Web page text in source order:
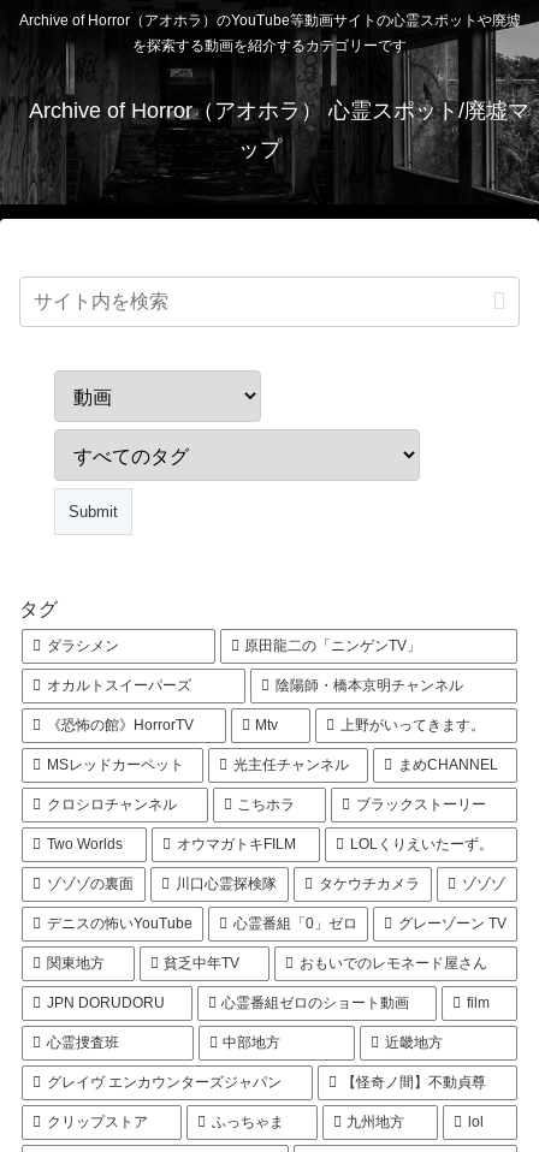
Archive of Horror（アオホラ）のYouTube等動画サイトの心霊スポットや廃墟
を探索する動画を紹介するカテゴリーです
Archive of Horror（アオホラ） 心霊スポット/廃墟マ
ップ
タグ
ダラシメン 原田龍二の「ニンゲンTV」
オカルトスイーパーズ 陰陽師・橋本京明チャンネル
《恐怖の館》HorrorTV Mtv 上野がいってきます。
MSレッドカーペット 光主任チャンネル まめCHANNEL
クロシロチャンネル こちホラ ブラックストーリー
Two Worlds オウマガトキFILM LOLくりえいたーず。
ゾゾゾの裏面 川口心霊探検隊 タケウチカメラ ゾゾゾ
デニスの怖いYouTube 心霊番組「0」ゼロ グレーゾーン TV
関東地方 貧乏中年TV おもいでのレモネード屋さん
JPN DORUDORU 心霊番組ゼロのショート動画 film
心霊捜査班 中部地方 近畿地方
グレイヴ エンカウンターズジャパン 【怪奇ノ間】不動貞尊
クリップストア ふっちゃま 九州地方 lol